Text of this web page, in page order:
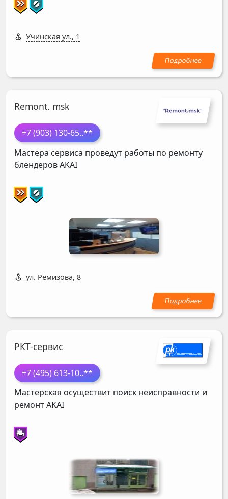
Учинская ул., 1
Remont. msk
+7 (903) 130-65..**
Мастера сервиса проведут работы по ремонту
блендеровAKAI
ул. Ремизова, 8
РКТ-сервис
+7 (495) 613-10..**
Мастерская осуществит поиск неисправности и
ремонтAKAI